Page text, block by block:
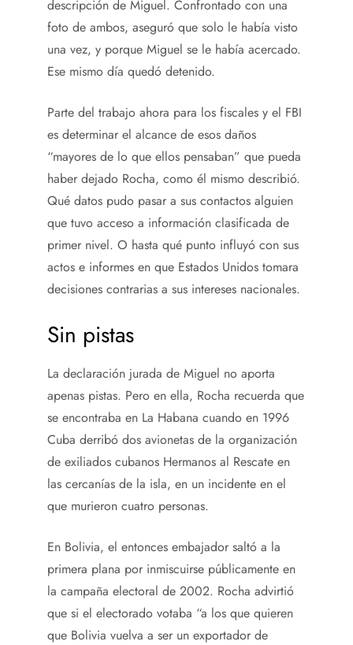
descripción de Miguel. Confrontado con una
foto de ambos, aseguró que solo le había visto
una vez, y porque Miguel se le había acercado.
Ese mismo día quedó detenido.
Parte del trabajo ahora para los fiscales y el FBI
es determinar el alcance de esos daños
“mayores de lo que ellos pensaban” que pueda
haber dejado Rocha, como él mismo describió.
Qué datos pudo pasar a sus contactos alguien
que tuvo acceso a información clasificada de
primer nivel. O hasta qué punto influyó con sus
actos e informes en que Estados Unidos tomara
decisiones contrarias a sus intereses nacionales.
Sin pistas
La declaración jurada de Miguel no aporta
apenas pistas. Pero en ella, Rocha recuerda que
se encontraba en La Habana cuando en 1996
Cuba derribó dos avionetas de la organización
de exiliados cubanos Hermanos al Rescate en
las cercanías de la isla, en un incidente en el
que murieron cuatro personas.
En Bolivia, el entonces embajador saltó a la
primera plana por inmiscuirse públicamente en
la campaña electoral de 2002. Rocha advirtió
que si el electorado votaba “a los que quieren
que Bolivia vuelva a ser un exportador de